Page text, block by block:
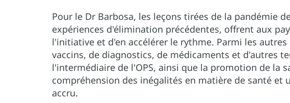
Pour le Dr Barbosa, les leçons tirées de la pandémie
expériences d'élimination précédentes, offrent aux
l'initiative et d'en accélérer le rythme. Parmi les
vaccins, de diagnostics, de médicaments et d'autres
l'intermédiaire de l'OPS, ainsi que la promotion de la
compréhension des inégalités en matière de santé et
accru.